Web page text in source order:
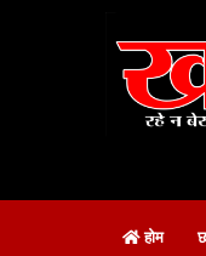
होम